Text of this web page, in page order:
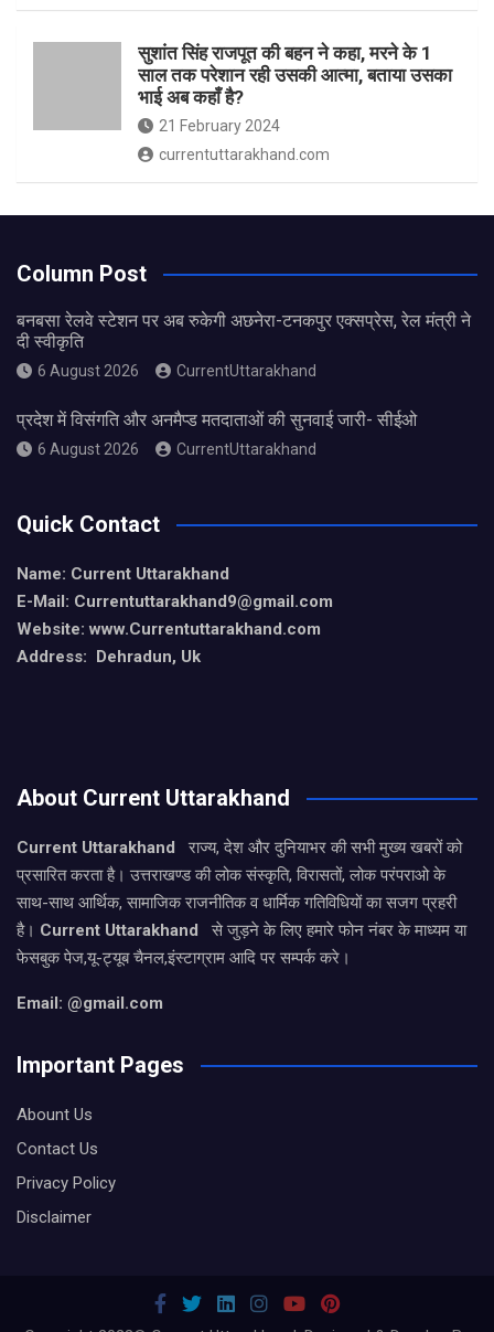
सुशांत सिंह राजपूत की बहन ने कहा, मरने के 1
साल तक परेशान रही उसकी आत्मा, बताया उसका
भाई अब कहाँ है?
21 February 2024
currentuttarakhand.com
Column Post
बनबसा रेलवे स्टेशन पर अब रुकेगी अछनेरा-टनकपुर एक्सप्रेस, रेल मंत्री ने
दी स्वीकृति
6 August 2026 CurrentUttarakhand
प्रदेश में विसंगति और अनमैप्ड मतदाताओं की सुनवाई जारी- सीईओ
6 August 2026 CurrentUttarakhand
Quick Contact
Name: Current Uttarakhand
E-Mail: Currentuttarakhand9@gmail.com
Website: www.Currentuttarakhand.com
Address: Dehradun, Uk
About Current Uttarakhand
Current Uttarakhand
राज्य, देश और दुनियाभर की सभी मुख्य खबरों को
प्रसारित करता है। उत्तराखण्ड की लोक संस्कृति, विरासतों, लोक परंपराओ के
साथ-साथ आर्थिक, सामाजिक राजनीतिक व धार्मिक गतिविधियों का सजग प्रहरी
है। Current Uttarakhand
से जुड़ने के लिए हमारे फोन नंबर के माध्यम या
फेसबुक पेज,यू-ट्यूब चैनल,इंस्टाग्राम आदि पर सम्पर्क करे।
Email: @gmail.com
Important Pages
Abount Us
Contact Us
Privacy Policy
Disclaimer